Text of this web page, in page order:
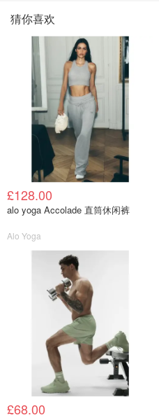
猜你喜欢
£128.00
alo yoga Accolade 直筒休闲裤
Alo Yoga
£68.00